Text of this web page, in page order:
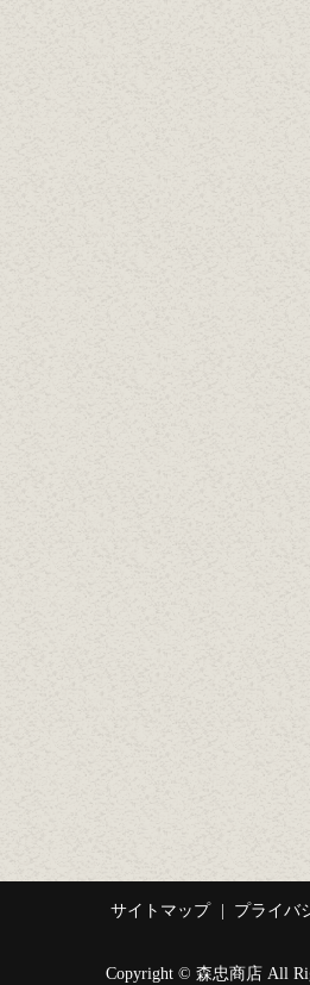
サイトマップ プライバ
Copyright © 森忠商店 All